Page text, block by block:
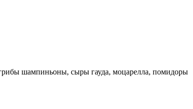
грибы шампиньоны, сыры гауда, моцарелла, помидоры